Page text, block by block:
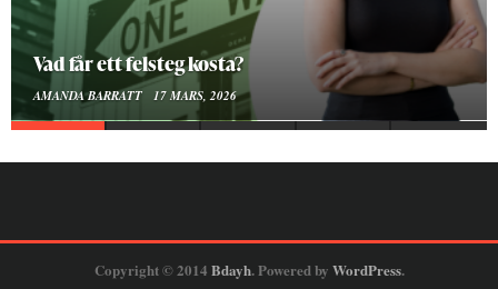
Att vara en kropp
SMILLA SUNDÉN PETTERSSON 30 JANUARI, 2026
Copyright © 2014 Bdayh. Powered by WordPress.